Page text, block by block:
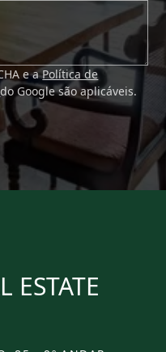
e aPolítica de
do Google são aplicáveis.
ESTATE